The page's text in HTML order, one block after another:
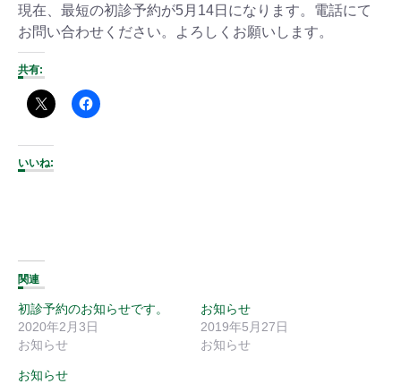
現在、最短の初診予約が5月14日になります。電話にて
お問い合わせください。よろしくお願いします。
共有:
いいね:
関連
初診予約のお知らせです。
2020年2月3日
お知らせ
お知らせ
2019年5月27日
お知らせ
お知らせ